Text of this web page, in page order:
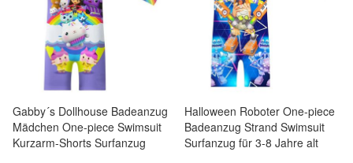
Gabby´s Dollhouse Badeanzug
Mädchen One-piece Swimsuit
Kurzarm-Shorts Surfanzug
Halloween Roboter One-piece
Badeanzug Strand Swimsuit
Surfanzug für 3-8 Jahre alt